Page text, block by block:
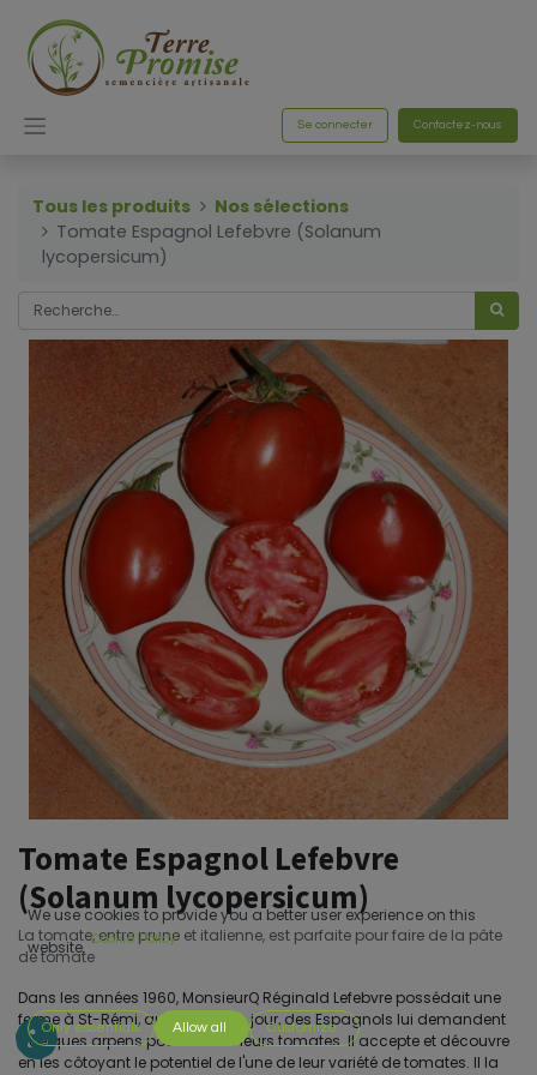
Se connecter Contactez-nous
Tous les produits
Nos sélections
Tomate Espagnol Lefebvre (Solanum
lycopersicum)
Tomate Espagnol Lefebvre
(Solanum lycopersicum)
La tomate, entre prune et italienne, est parfaite pour faire de la pâte
de tomate
Dans les années 1960, MonsieurQ Réginald Lefebvre possédait une
ferme à St-Rémi, auQuébec. Un jour, des Espagnols lui demandent
quelques arpens pour cultiver leurs tomates. Il accepte et découvre
en les côtoyant le potentiel de l'une de leur variété de tomates. Il la
We use cookies to provide you a better user experience on this
website. Cookie Policy
Only essentials Allow all Customize